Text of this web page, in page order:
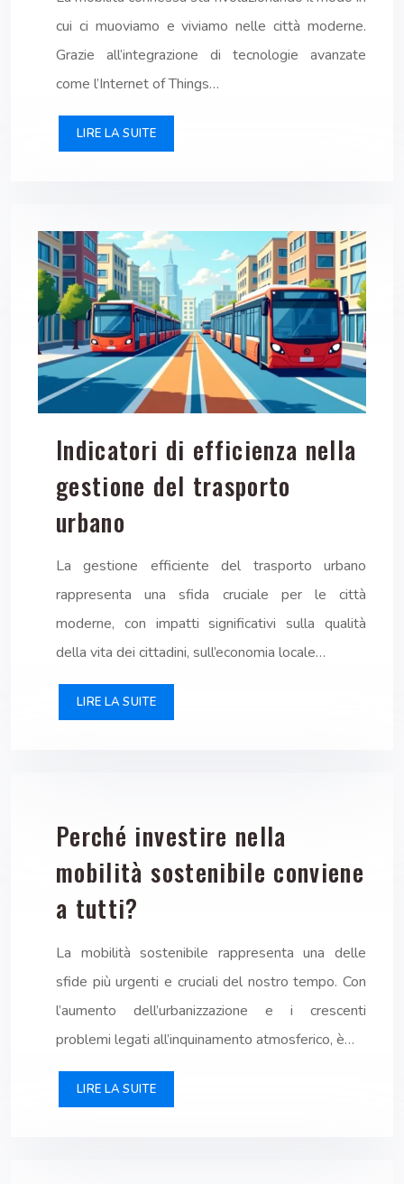
cui ci muoviamo e viviamo nelle città moderne.
Grazie all’integrazione di tecnologie avanzate
come l’Internet of Things…
LIRE LA SUITE
Indicatori di efficienza nella
gestione del trasporto
urbano
La gestione efficiente del trasporto urbano
rappresenta una sfida cruciale per le città
moderne, con impatti significativi sulla qualità
della vita dei cittadini, sull’economia locale…
LIRE LA SUITE
Perché investire nella
mobilità sostenibile conviene
a tutti?
La mobilità sostenibile rappresenta una delle
sfide più urgenti e cruciali del nostro tempo. Con
l’aumento dell’urbanizzazione e i crescenti
problemi legati all’inquinamento atmosferico, è…
LIRE LA SUITE